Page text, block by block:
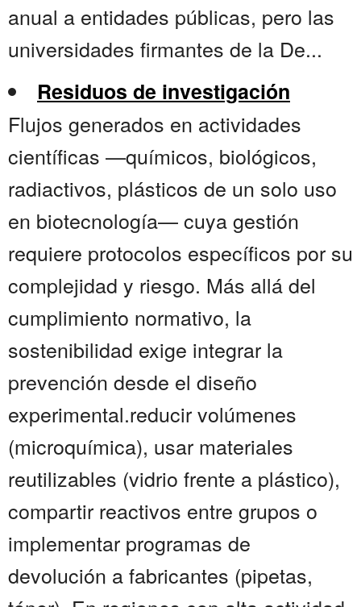
anual a entidades públicas, pero las
universidades firmantes de la De...
Residuos de investigación
Flujos generados en actividades
científicas —químicos, biológicos,
radiactivos, plásticos de un solo uso
en biotecnología— cuya gestión
requiere protocolos específicos por su
complejidad y riesgo. Más allá del
cumplimiento normativo, la
sostenibilidad exige integrar la
prevención desde el diseño
experimental.reducir volúmenes
(microquímica), usar materiales
reutilizables (vidrio frente a plástico),
compartir reactivos entre grupos o
implementar programas de
devolución a fabricantes (pipetas,